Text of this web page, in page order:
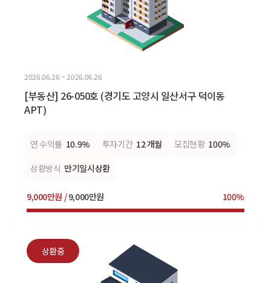
2026.06.26 ~ 2026.06.26
[부동산] 26-050호 (경기도 고양시 일산서구 덕이동
APT)
연 수익률 10.9% 투자기간 12 개월 모집현황 100%
상환방식 만기일시상환
9,000만원 /9,000만원 100%
상환중